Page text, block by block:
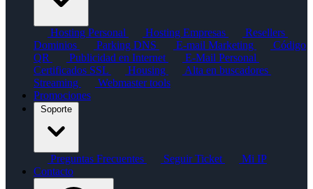
Hosting Personal Hosting Empresas
Resellers
Dominios
Parking DNS E-mail Marketing
Código
QR
Publicidad en Internet
E-Mail Personal
Certificados SSL
Housing
Alta en buscadores
Streaming
Webmaster tools
Promociones
Soporte
Preguntas Frecuentes Seguir Ticket
Mi IP
Contacto